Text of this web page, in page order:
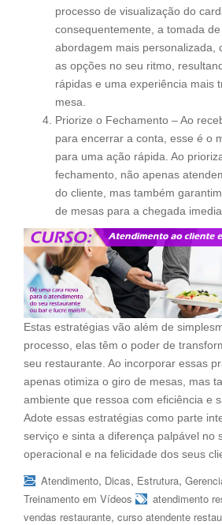
processo de visualização do
consequentemente, a tomada
abordagem mais personalizada,
as opções no seu ritmo,
rápidas e uma experiência mais
mesa.
Priorize o Fechamento – Ao
para encerrar a conta, esse é o
para uma ação rápida. Ao
fechamento, não apenas
do cliente, mas também
de mesas para a chegada
Estas estratégias vão além de
processo, elas têm o poder de
seu restaurante. Ao incorporar essas
apenas otimiza o giro de mesas, mas
ambiente que ressoa com eficiência e
Adote essas estratégias como parte
serviço e sinta a diferença palpável no
operacional e na felicidade dos seus
Atendimento, Dicas, Estrutura,
Treinamento em Vídeos atendimento
vendas restaurante, curso atendente